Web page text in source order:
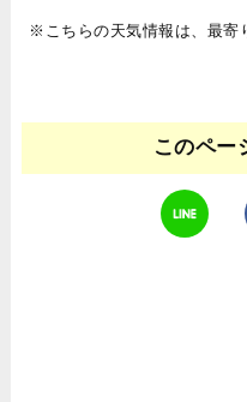
※こちらの天気情報は、最寄
このペー